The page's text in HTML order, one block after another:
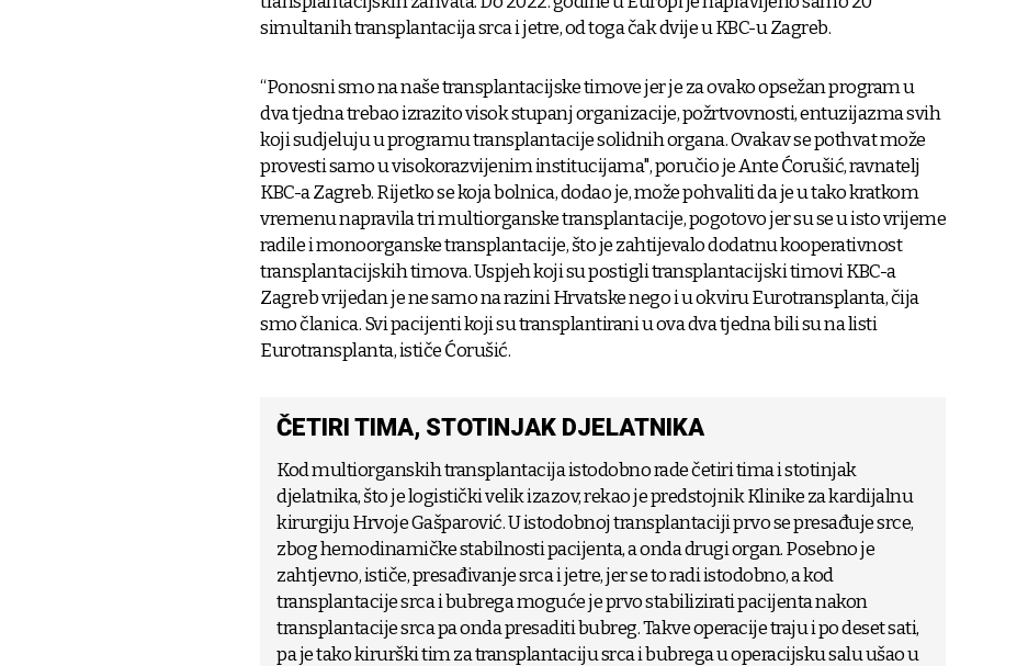
simultanih transplantacija srca i jetre, od toga čak dvije u KBC-u Zagreb.
“Ponosni smo na naše transplantacijske timove jer je za ovako opsežan program u
dva tjedna trebao izrazito visok stupanj organizacije, požrtvovnosti, entuzijazma svih
koji sudjeluju u programu transplantacije solidnih organa. Ovakav se pothvat može
provesti samo u visokorazvijenim institucijama", poručio je Ante Ćorušić, ravnatelj
KBC-a Zagreb. Rijetko se koja bolnica, dodao je, može pohvaliti da je u tako kratkom
vremenu napravila tri multiorganske transplantacije, pogotovo jer su se u isto vrijeme
radile i monoorganske transplantacije, što je zahtijevalo dodatnu kooperativnost
transplantacijskih timova. Uspjeh koji su postigli transplantacijski timovi KBC-a
Zagreb vrijedan je ne samo na razini Hrvatske nego i u okviru Eurotransplanta, čija
smo članica. Svi pacijenti koji su transplantirani u ova dva tjedna bili su na listi
Eurotransplanta, ističe Ćorušić.
ČETIRI TIMA, STOTINJAK DJELATNIKA
Kod multiorganskih transplantacija istodobno rade četiri tima i stotinjak
djelatnika, što je logistički velik izazov, rekao je predstojnik Klinike za kardijalnu
kirurgiju Hrvoje Gašparović. U istodobnoj transplantaciji prvo se presađuje srce,
zbog hemodinamičke stabilnosti pacijenta, a onda drugi organ. Posebno je
zahtjevno, ističe, presađivanje srca i jetre, jer se to radi istodobno, a kod
transplantacije srca i bubrega moguće je prvo stabilizirati pacijenta nakon
transplantacije srca pa onda presaditi bubreg. Takve operacije traju i po deset sati,
pa je tako kirurški tim za transplantaciju srca i bubrega u operacijsku salu ušao u